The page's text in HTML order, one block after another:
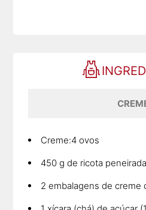
Creme:4 ovos
450 g de ricota peneirada
2 embalagens de creme